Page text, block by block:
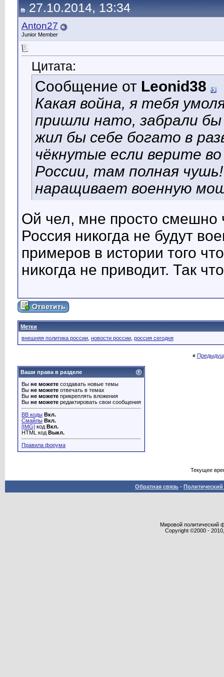
27.10.2014, 13:34
Anton27
Junior Member
Цитата:
Сообщение от Leonid38
Какая война, я тебя
пришли нато, забрали бы
жил бы себе богато в
чёкнутые если верите
России, там полная
наращивает военную
Ой чел, мне просто
Россия никогда не будут
примеров в истории того
никогда не приводит. Так
Метки
внешняя политика россии новости россии россия сегодня
«
Ваши права в разделе
Вы не можете создавать новые темы
Вы не можете отвечать в темах
Вы не можете прикреплять вложения
Вы не можете редактировать свои сообщения
BB коды Вкл.
Смайлы Вкл.
[IMG] код Вкл.
HTML код Выкл.
Правила форума
Текущее
Обратная связь -
Мировой политический
Copyright ©2000 -